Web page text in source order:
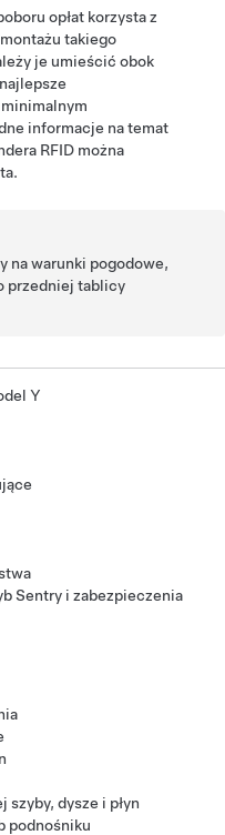
opłat korzysta z
takiego
je umieścić obok
informacje na temat
RFID można
na warunki pogodowe,
przedniej tablicy
Y
Sentry i zabezpieczenia
dysze i płyn
podnośniku